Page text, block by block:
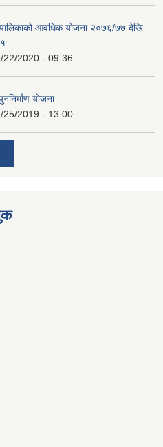
आवधिक योजना २०७६/७७ देखि
22/2020 - 09:36
योजना
25/2019 - 13:00